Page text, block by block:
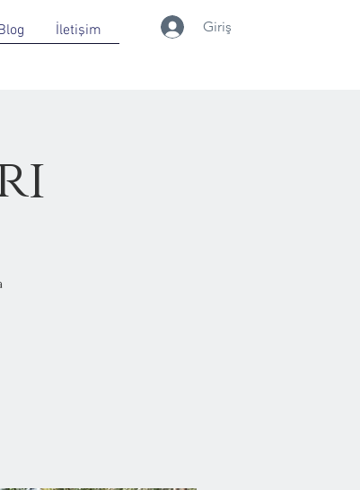
İletişim Giriş